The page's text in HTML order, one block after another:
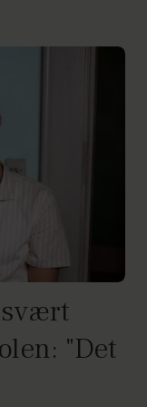
"Det